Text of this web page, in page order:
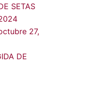
SETAS
27,
DE